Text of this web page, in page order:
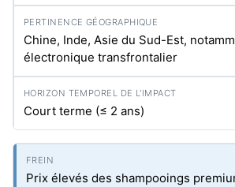
Chine, Inde, Asie du Sud-Est,
électronique transfrontalier
Court terme (≤ 2 ans)
Prix élevés des shampooings